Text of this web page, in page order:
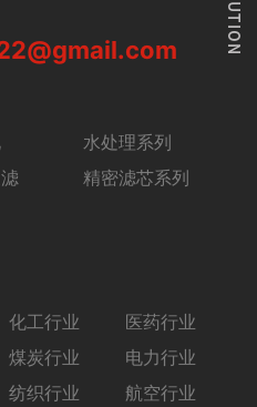
水处理系列
精密滤芯系列
化工行业
医药行业
煤炭行业
电力行业
纺织行业 航空行业